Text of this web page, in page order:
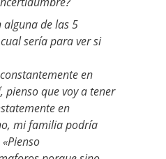
alguna de las 5
sería para ver si
en
pienso que voy a tener
en
mi familia podría